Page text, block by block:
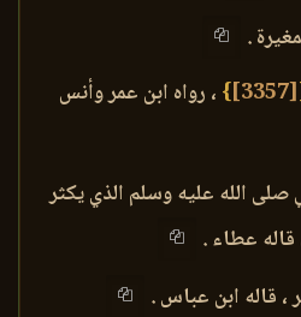
.
[3357]
} ، رواه ابن عمر وأنس
الله عليه وسلم الذي يكثر
قاله عطاء .
، قاله ابن عباس .